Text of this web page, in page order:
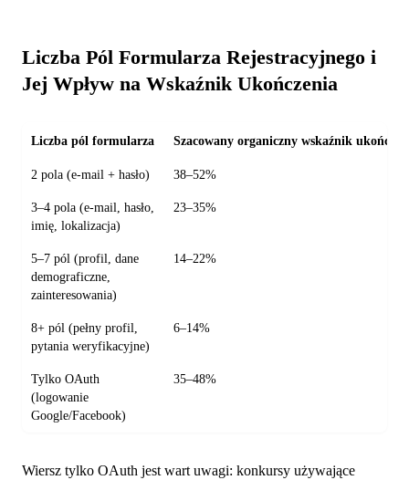
Liczba Pól Formularza Rejestracyjnego i
Jej Wpływ na Wskaźnik Ukończenia
Liczba pól formularza Szacowany organiczny wskaźnik
2 pola (e-mail + hasło) 38–52%
3–4 pola (e-mail, hasło,
imię, lokalizacja)
23–35%
5–7 pól (profil, dane
demograficzne,
zainteresowania)
14–22%
8+ pól (pełny profil,
pytania weryfikacyjne)
6–14%
Tylko OAuth
(logowanie
Google/Facebook)
35–48%
Wiersz tylko OAuth jest wart uwagi: konkursy używające